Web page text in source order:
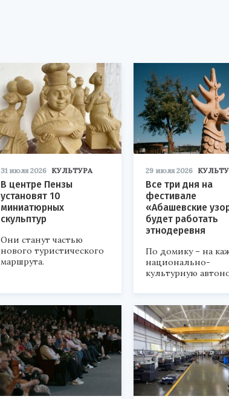
31 июля 2026 КУЛЬТУРА
В центре Пензы
установят 10
миниатюрных
скульптур
Они станут частью
нового туристического
маршрута.
29 июля 2026
Все три дня на
фестивале
«Абашевские
будет работать
этнодеревня
По домику – на
национально-
культурную